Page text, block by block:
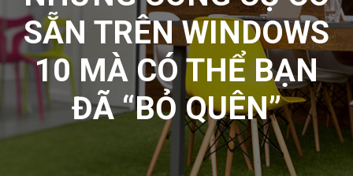
SẴN TRÊN WINDOWS
10 MÀ CÓ THỂ BẠN
ĐÃ “BỎ QUÊN”